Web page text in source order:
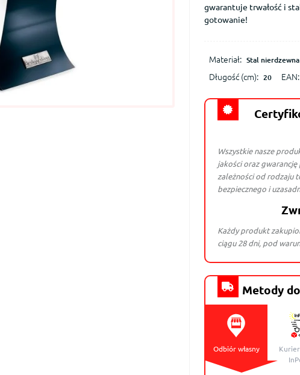
gwarantuje trwałość i
gotowanie!
Materiał: Stal nierdzewna
Długość (cm): 20 EAN:
Wszystkie nasze
jakości oraz
zależności od rodzaju
bezpiecznego i
Każdy produkt
ciągu 28 dni, pod
Metody
Odbiór własny